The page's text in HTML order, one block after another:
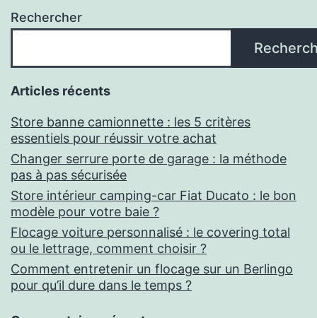
Rechercher
Articles récents
Store banne camionnette : les 5 critères
essentiels pour réussir votre achat
Changer serrure porte de garage : la méthode
pas à pas sécurisée
Store intérieur camping-car Fiat Ducato : le bon
modèle pour votre baie ?
Flocage voiture personnalisé : le covering total
ou le lettrage, comment choisir ?
Comment entretenir un flocage sur un Berlingo
pour qu’il dure dans le temps ?